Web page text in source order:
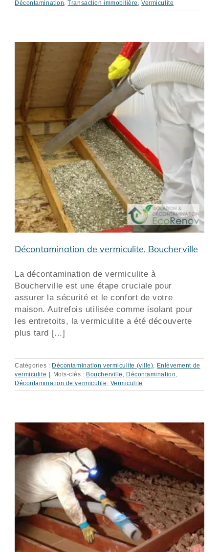
Décontamination,Transaction immobilière ,Vermiculite
Décontamination de vermiculite, Boucherville
La décontamination de vermiculite à
Boucherville est une étape cruciale pour
assurer la sécurité et le confort de votre
maison. Autrefois utilisée comme isolant pour
les entretoits, la vermiculite a été découverte
plus tard [...]
Catégories : Décontamination vermiculite (ville), Enlèvement de
vermiculite
Mots-clés : Boucherville , Décontamination,
Décontamination de vermiculite , Vermiculite